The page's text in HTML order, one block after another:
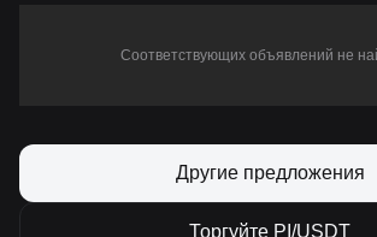
Соответствующих объявлений не
Другие предложения
Торгуйте PI/USDT